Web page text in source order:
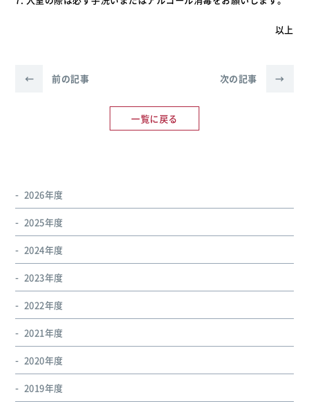
以上
← 前の記事
一覧に戻る
次の記事 →
2026年度
2025年度
2024年度
2023年度
2022年度
2021年度
2020年度
2019年度